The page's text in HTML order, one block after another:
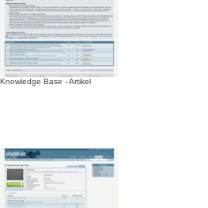
Knowledge Base - Artikel